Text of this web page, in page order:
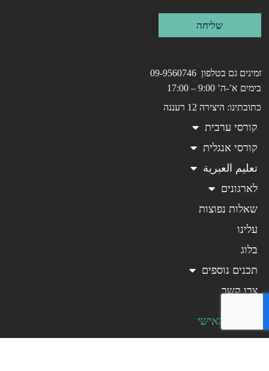
שליחה
זמינים גם בטלפון 09-9560746
בימים א’-ה’ 9:00 – 17:00
כתובתינו: היצירה 12 רעננה
קורסי ערבית
קורסי אנגלית
تعليم العبرية
לארגונים
שאלות נפוצות
עלינו
בלוג
תכנים נוספים
צרו קשר
האזור האישי